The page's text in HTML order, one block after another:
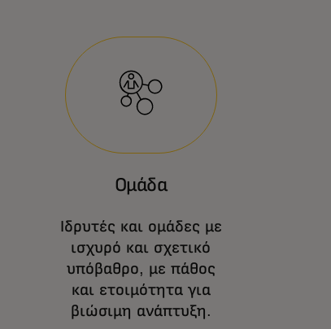
Ομάδα
Ιδρυτές και ομάδες με
ισχυρό και σχετικό
υπόβαθρο, με πάθος
και ετοιμότητα για
βιώσιμη ανάπτυξη.